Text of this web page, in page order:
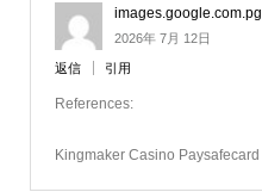
images.google.com.pg
2026年 7月 12日
返信 引用
References:
Kingmaker Casino Paysafecard